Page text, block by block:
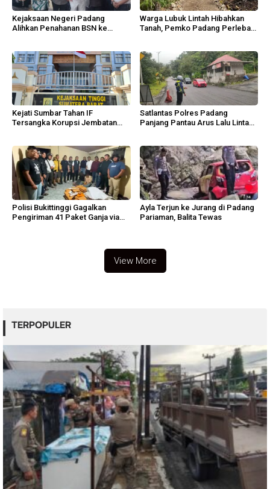
Kejaksaan Negeri Padang
Alihkan Penahanan BSN ke
Warga Lubuk Lintah Hibahkan
Tanah, Pemko Padang Perlebar
Kejati Sumbar Tahan IF
Tersangka Korupsi Jembatan
Satlantas Polres Padang
Panjang Pantau Arus Lalu Lintas
Polisi Bukittinggi Gagalkan
Pengiriman 41 Paket Ganja via
Ayla Terjun ke Jurang di Padang
Pariaman, Balita Tewas
View More
TERPOPULER